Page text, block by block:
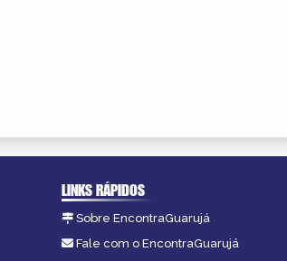
LINKS RÁPIDOS
Sobre EncontraGuarujá
Fale com o EncontraGuarujá